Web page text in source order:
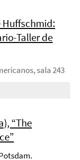
Huffschmid:
Taller de
sala 243
“The